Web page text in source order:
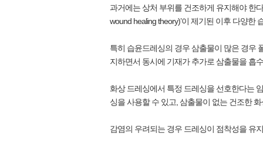
과거에는 상처 부위를 건조하게 유지해야 한
wound healing theory)’이 제기된 이후 다양한
특히 습윤드레싱의 경우 삼출물이 많은 경우
지하면서 동시에 기재가 추가로 삼출물을 흡
화상 드레싱에서 특정 드레싱을 선호한다는
싱을 사용할 수 있고, 삼출물이 없는 건조한
감염의 우려되는 경우 드레싱이 점착성을 유